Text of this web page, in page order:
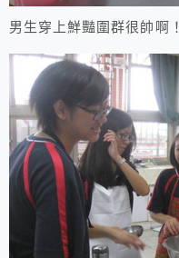
男生穿上鮮豔圍群很帥啊！